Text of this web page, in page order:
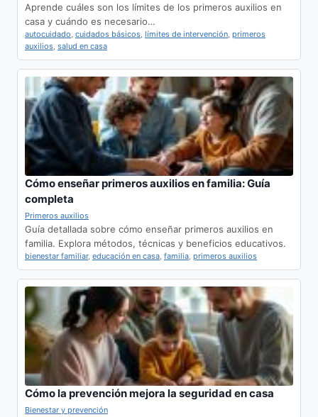
Aprende cuáles son los límites de los primeros auxilios en
casa y cuándo es necesario…
autocuidado, cuidados básicos, límites de intervención, primeros
auxilios, salud en casa
Cómo enseñar primeros auxilios en familia: Guía
completa
Primeros auxilios
Guía detallada sobre cómo enseñar primeros auxilios en
familia. Explora métodos, técnicas y beneficios educativos.
bienestar familiar, educación en casa, familia, primeros auxilios
Cómo la prevención mejora la seguridad en casa
Bienestar y prevención